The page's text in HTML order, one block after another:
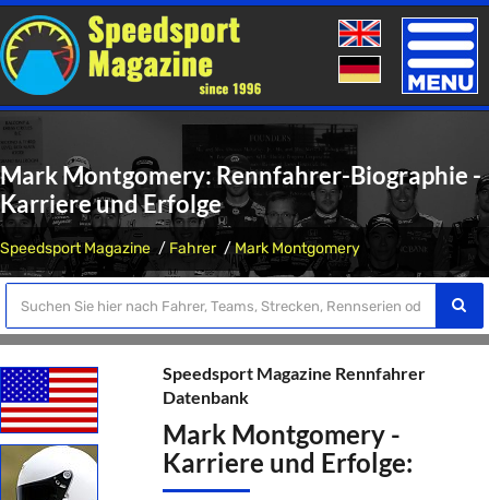
Toggle
Mark Montgomery: Rennfahrer-Biographie -
Karriere und Erfolge
Speedsport Magazine Fahrer Mark Montgomery
Speedsport Magazine Rennfahrer
Datenbank
Mark Montgomery -
Karriere und Erfolge: